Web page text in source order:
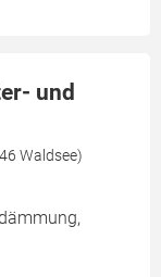
und
Waldsee)